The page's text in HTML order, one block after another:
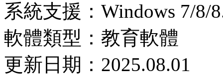
系統支援：Windows 7/8/
軟體類型：教育軟體
更新日期：2025.08.01